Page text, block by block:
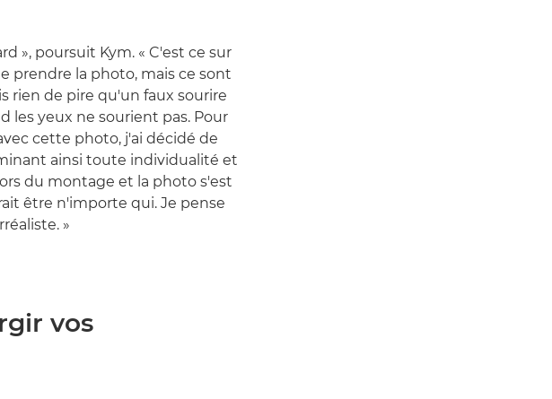
», poursuit Kym. « C'est ce sur
prendre la photo, mais ce sont
rien de pire qu'un faux sourire
les yeux ne sourient pas. Pour
cette photo, j'ai décidé de
ainsi toute individualité et
du montage et la photo s'est
être n'importe qui. Je pense
»
vos